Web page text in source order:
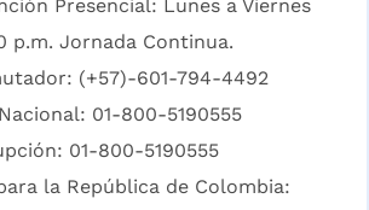
Presencial: Lunes a Viernes
p.m. Jornada Continua.
(+57)-601-794-4492
01-800-5190555
01-800-5190555
la República de Colombia: